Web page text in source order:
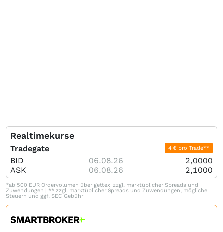
Realtimekurse
Tradegate 4 € pro Trade**
BID 06.08.26
2,0000
ASK
06.08.26 2,1000
*ab 500 EUR Ordervolumen über gettex, zzgl. marktüblicher Spreads und
Zuwendungen | ** zzgl. marktüblicher Spreads und Zuwendungen, mögliche
Steuern und ggf. SEC Gebühr